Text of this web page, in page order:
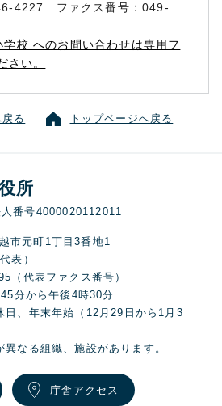
4227 ファクス番号：049-
学校 へのお問い合わせは専用フ
さい。
る トップページへ戻る
所
番号4000020112011
市元町1丁目3番地1
表）
（代表ファクス番号）
分から午後4時30分
日、年末年始（12月29日から1月3
なる組織、施設があります。
庁舎アクセス